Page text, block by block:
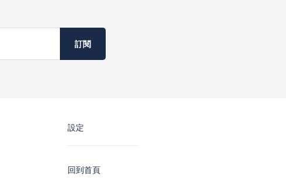
訂閱
設定
回到首頁